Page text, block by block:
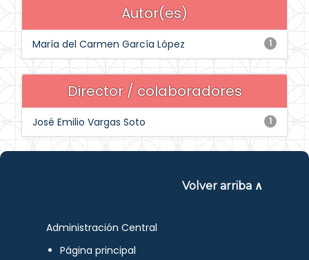
Autor(es)
1
María del Carmen García López
Director / colaboradores
1
José Emilio Vargas Soto
Volver arriba ∧
Administración Central
Página principal